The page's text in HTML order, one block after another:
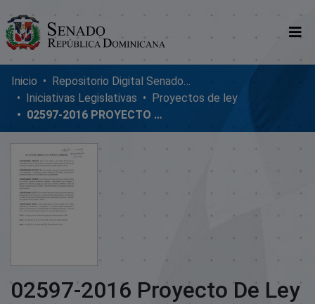
Comunidades
Glosario
Nosotros
Inicio
Repositorio Digital SenadoRD
Iniciativas Legislativas
Proyectos de ley
02597-2016 PROYECTO DE LEY
02597-2016 Proyecto De Ley